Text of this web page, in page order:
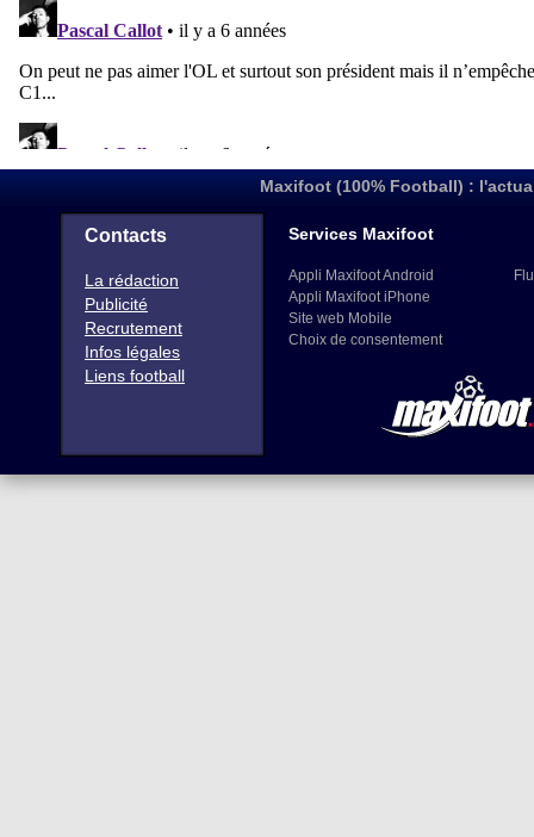
Maxifoot (100% Football) :
Contacts
La rédaction
Publicité
Recrutement
Infos légales
Liens football
Services Maxifoot
Appli Maxifoot Android
Appli Maxifoot iPhone
Site web Mobile
Choix de consentement